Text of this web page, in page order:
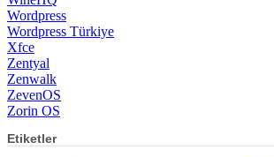
Wordpress
Wordpress Türkiye
Xfce
Zentyal
Zenwalk
ZevenOS
Zorin OS
Etiketler